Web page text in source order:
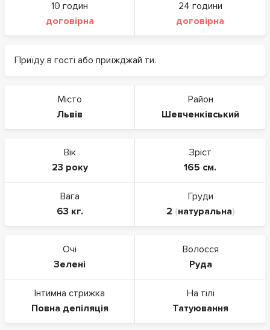
10 годин
договірна
24 години
договірна
Приїду в гості або приїжджай ти.
Місто
Львів
Район
Шевченківський
Вік
23 року
Зріст
165 см.
Вага
63 кг.
Груди
2 (натуральна)
Очі
Зелені
Волосся
Руда
Інтимна стрижка
Повна депіляція
На тілі
Татуювання